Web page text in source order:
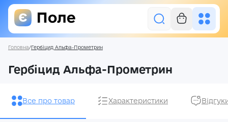
Насіння
Головна/Гербіцид Альфа-Прометрин
Гербіцид Альфа-Прометрин
Все про товар Характеристики